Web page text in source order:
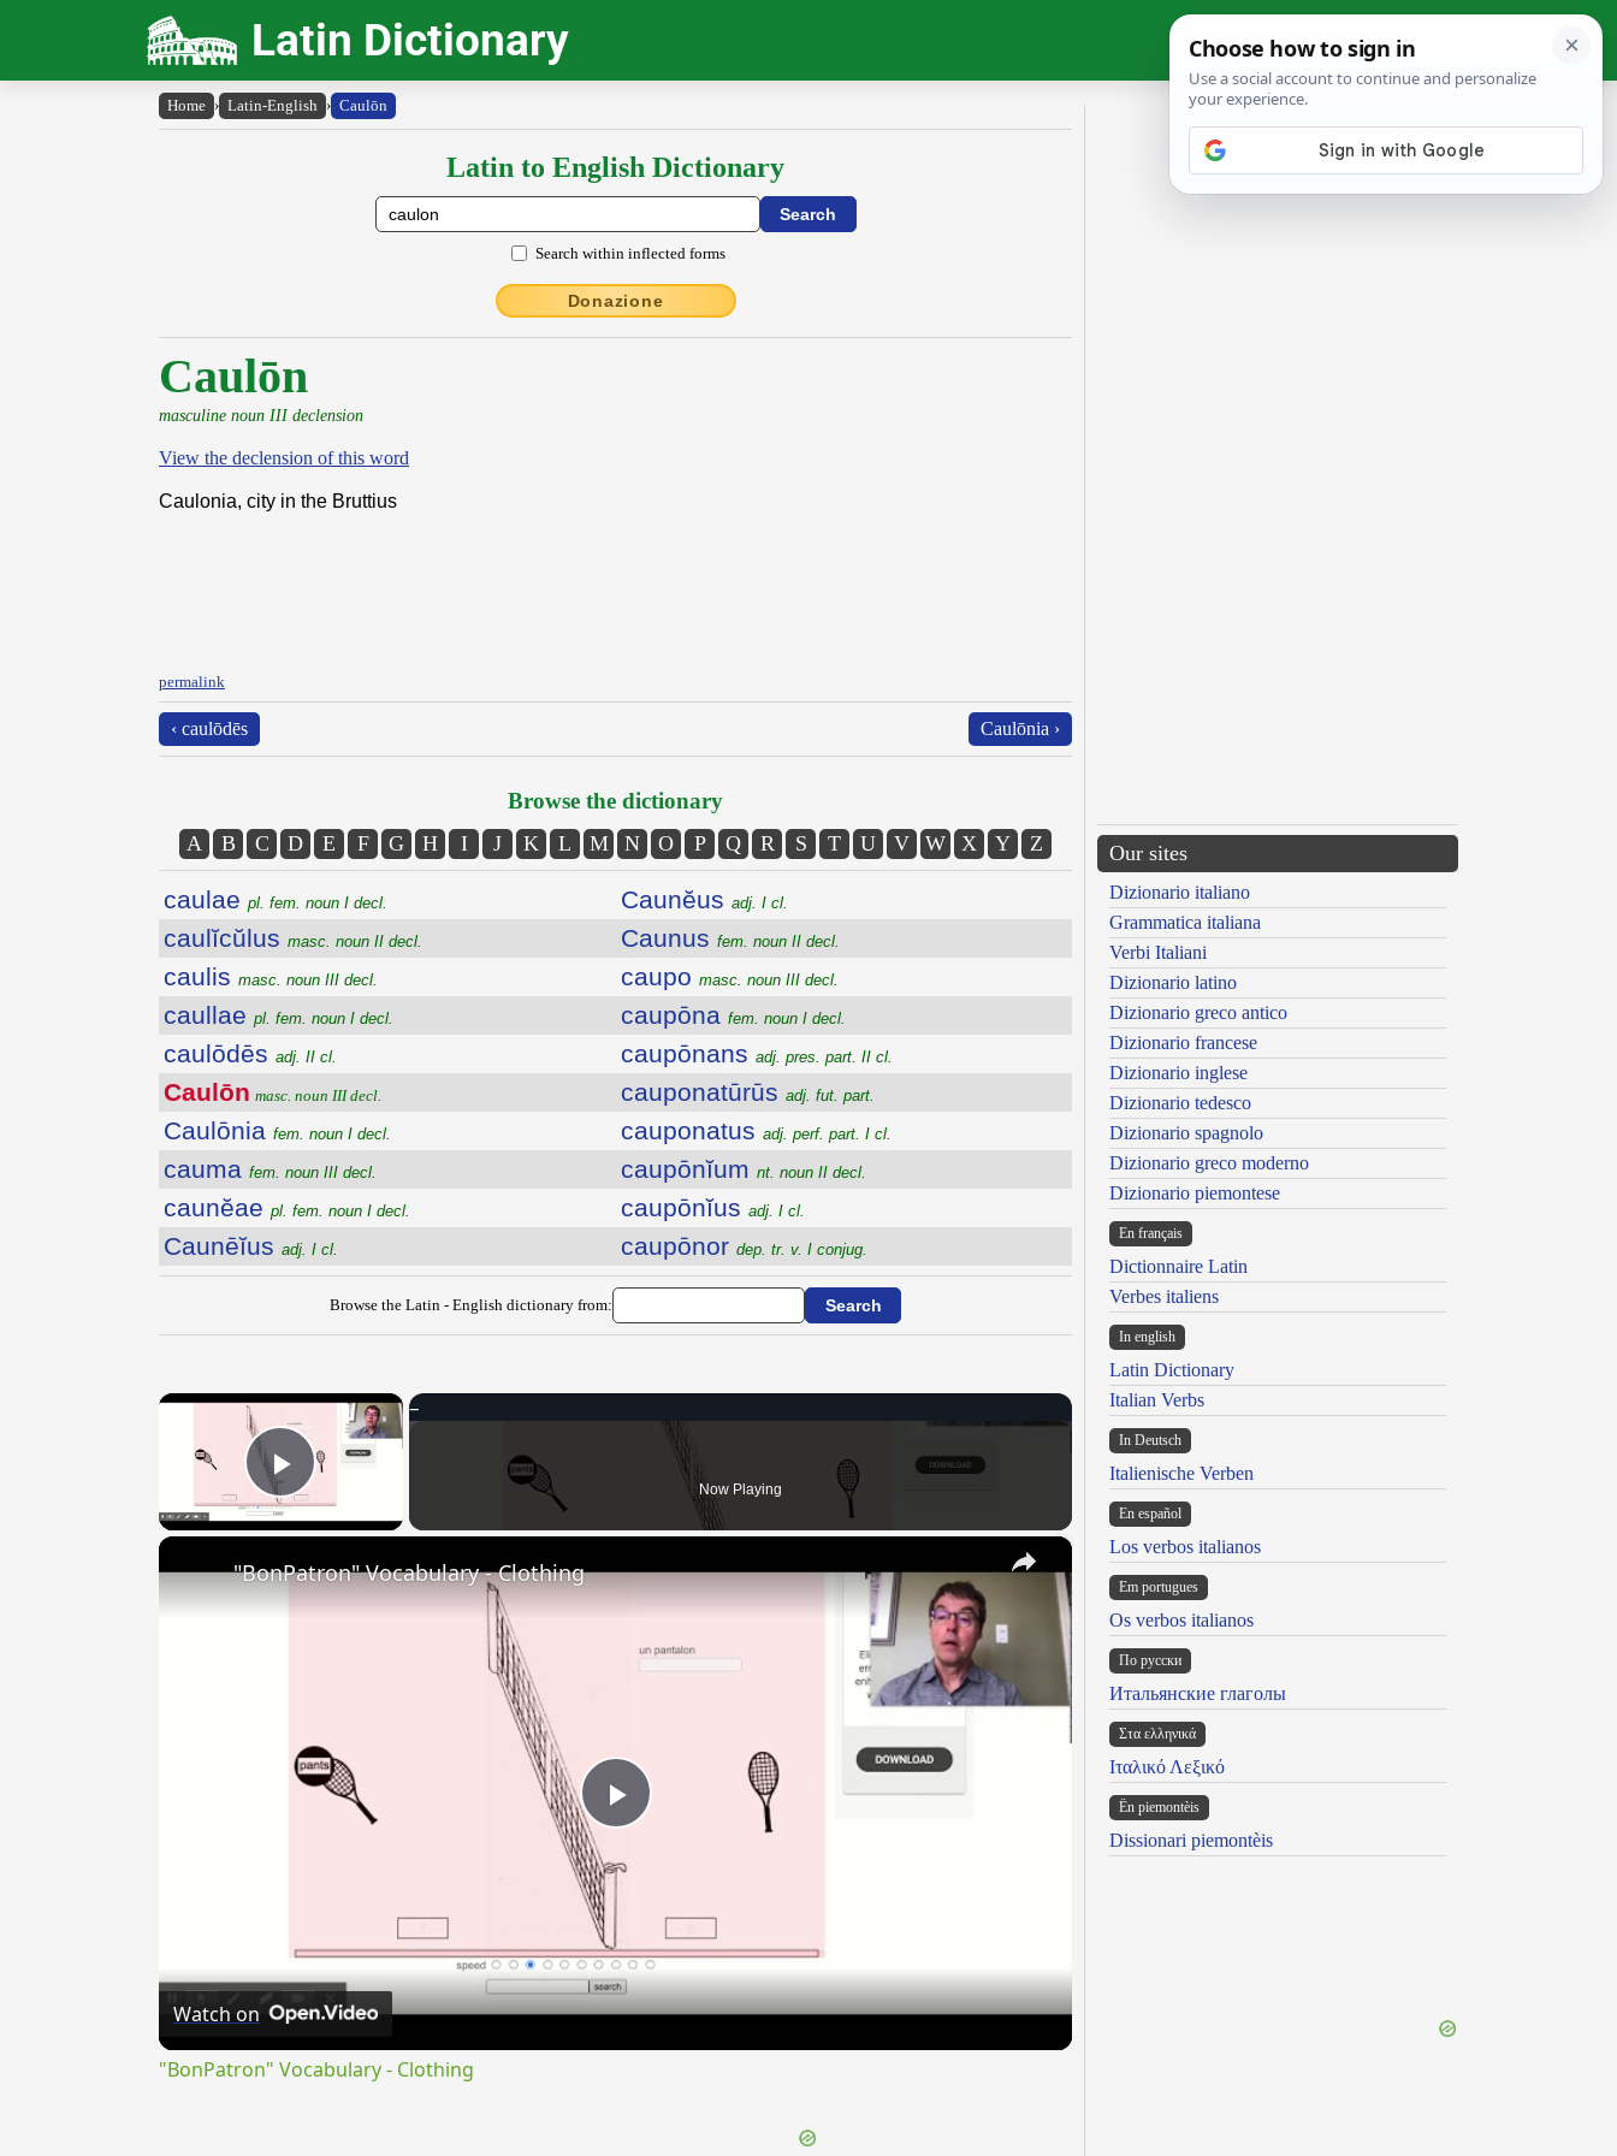
Latin Dictionary
Home › Latin-English › Caulōn
Latin to English Dictionary
Search within inflected forms
Donazione
Caulōn
masculine noun III declension
View the declension of this word
Caulonia, city in the Bruttius
permalink
‹ caulōdēs Caulōnia ›
Browse the dictionary
A B C D E F G H I J K L M N O P Q R S T U V W X Y Z
caulae pl. fem. noun I decl.
caulĭcŭlus masc. noun II decl.
caulis masc. noun III decl.
caullae pl. fem. noun I decl.
caulōdēs adj. II cl.
Caulōn masc. noun III decl.
Caulōnia fem. noun I decl.
cauma fem. noun III decl.
caunĕae pl. fem. noun I decl.
Caunēĭus adj. I cl.
Caunĕus adj. I cl.
Caunus fem. noun II decl.
caupo masc. noun III decl.
caupōna fem. noun I decl.
caupōnans adj. pres. part. II cl.
cauponatūrūs adj. fut. part.
cauponatus adj. perf. part. I cl.
caupōnĭum nt. noun II decl.
caupōnĭus adj. I cl.
caupōnor dep. tr. v. I conjug.
Browse the Latin - English dictionary from:
×
Play Video Now Playing
×
Play
Video
"BonPatron" Vocabulary - Clothing
Watch on
"BonPatron" Vocabulary - Clothing
Our sites
Dizionario italiano
Grammatica italiana
Verbi Italiani
Dizionario latino
Dizionario greco antico
Dizionario francese
Dizionario inglese
Dizionario tedesco
Dizionario spagnolo
Dizionario greco moderno
Dizionario piemontese
En français
Dictionnaire Latin
Verbes italiens
In english
Latin Dictionary
Italian Verbs
In Deutsch
Italienische Verben
En español
Los verbos italianos
Em portugues
Os verbos italianos
По русски
Итальянские глаголы
Στα ελληνικά
Ιταλικό Λεξικό
Ën piemontèis
Dissionari piemontèis